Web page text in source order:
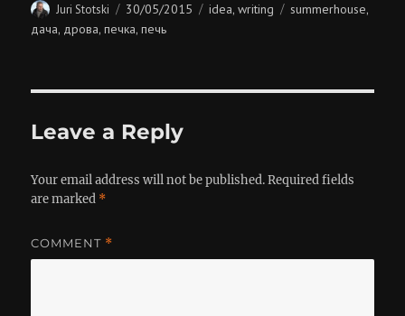
Author
Juri Stotski
Posted
on
30/05/2015 Categories
idea,writing Tags
summerhouse,
дача, дрова,печка,печь
Leave a Reply
Your email address will not be published. Required fields
are marked *
COMMENT *